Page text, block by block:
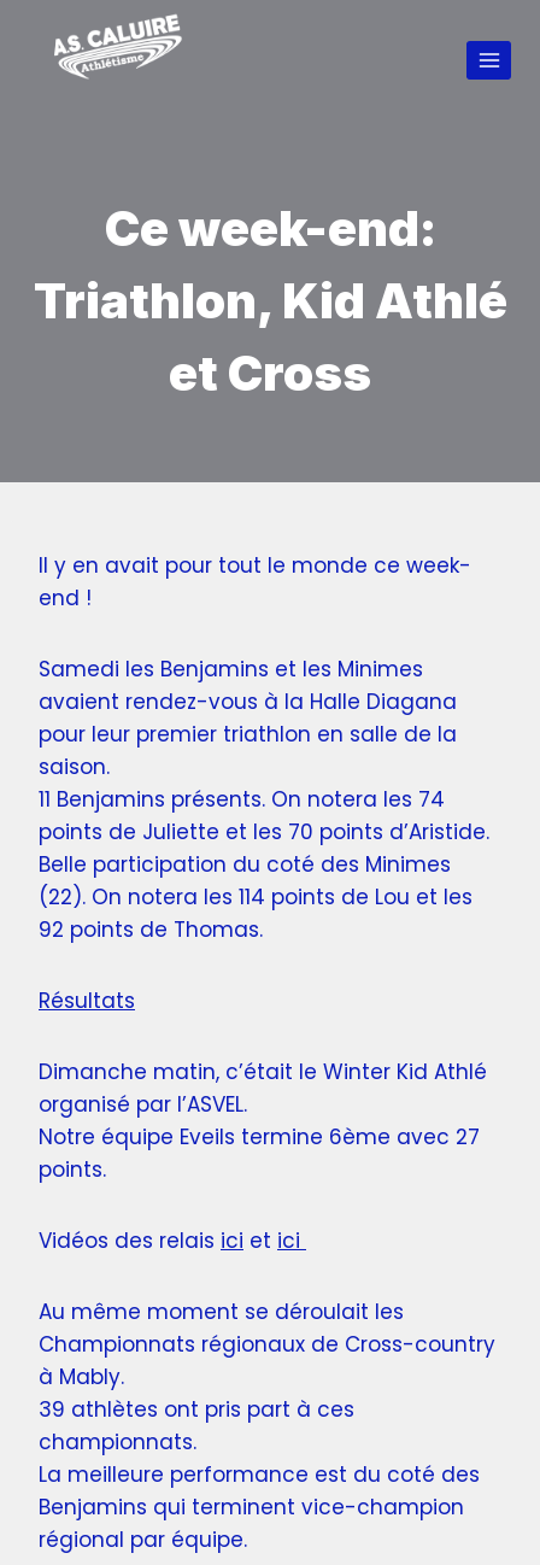
Ce week-end:
Triathlon, Kid Athlé
et Cross
Il y en avait pour tout le monde ce week-
end !
Samedi les Benjamins et les Minimes
avaient rendez-vous à la Halle Diagana
pour leur premier triathlon en salle de la
saison.
11 Benjamins présents. On notera les 74
points de Juliette et les 70 points d’Aristide.
Belle participation du coté des Minimes
(22). On notera les 114 points de Lou et les
92 points de Thomas.
Résultats
Dimanche matin, c’était le Winter Kid Athlé
organisé par l’ASVEL.
Notre équipe Eveils termine 6ème avec 27
points.
Vidéos des relais ici et ici
Au même moment se déroulait les
Championnats régionaux de Cross-country
à Mably.
39 athlètes ont pris part à ces
championnats.
La meilleure performance est du coté des
Benjamins qui terminent vice-champion
régional par équipe.